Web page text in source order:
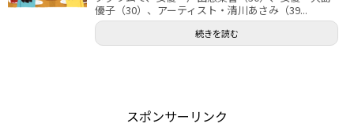
優子（30）、アーティスト・清川あさみ（39...
続きを読む
スポンサーリンク